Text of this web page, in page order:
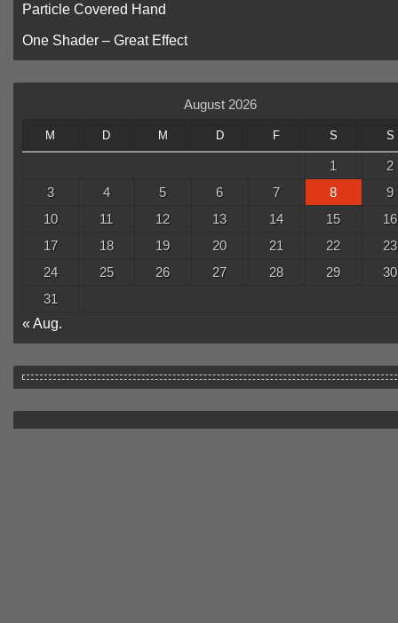
Particle Covered Hand
One Shader – Great Effect
August 2026
M D M D F S S
1
2
3
4 5 6 7 8
9
10
11 12 13 14 15
16
17
18 19 20 21 22
23
24
25 26 27 28 29
30
31
« Aug.